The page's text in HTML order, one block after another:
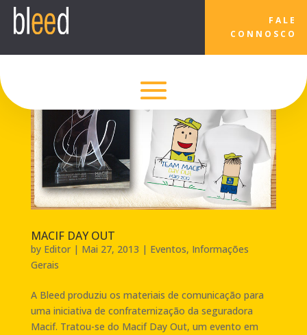
FALE
CONNOSCO
MACIF DAY OUT
by Editor| Mai 27, 2013 | Eventos, Informações
Gerais
A Bleed produziu os materiais de comunicação para
uma iniciativa de confraternização da seguradora
Macif. Tratou-se do Macif Day Out, um evento em